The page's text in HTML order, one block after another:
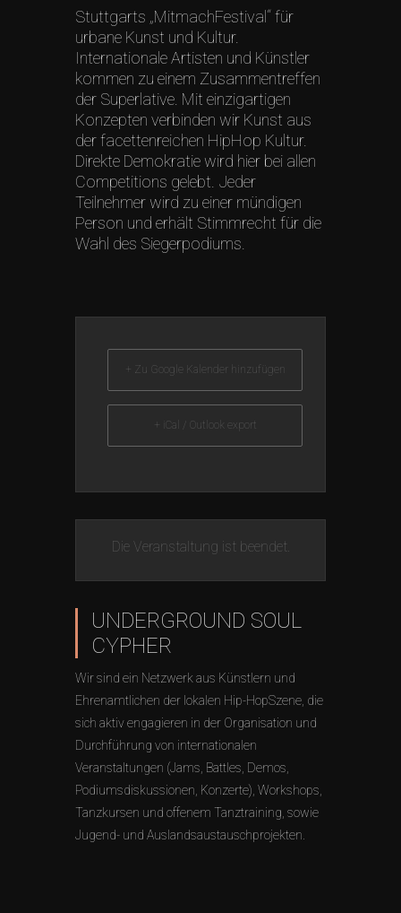
Stuttgarts „MitmachFestival“ für
urbane Kunst und Kultur.
Internationale Artisten und Künstler
kommen zu einem Zusammentreffen
der Superlative. Mit einzigartigen
Konzepten verbinden wir Kunst aus
der facettenreichen HipHop Kultur.
Direkte Demokratie wird hier bei allen
Competitions gelebt. Jeder
Teilnehmer wird zu einer mündigen
Person und erhält Stimmrecht für die
Wahl des Siegerpodiums.
+ Zu Google Kalender hinzufügen
+ iCal / Outlook export
Die Veranstaltung ist beendet.
UNDERGROUND SOUL
CYPHER
Wir sind ein Netzwerk aus Künstlern und
Ehrenamtlichen der lokalen Hip-HopSzene, die
sich aktiv engagieren in der Organisation und
Durchführung von internationalen
Veranstaltungen (Jams, Battles, Demos,
Podiumsdiskussionen, Konzerte), Workshops,
Tanzkursen und offenem Tanztraining, sowie
Jugend- und Auslandsaustauschprojekten.